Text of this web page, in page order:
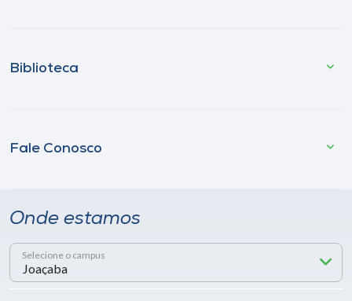
Biblioteca
Fale Conosco
Onde estamos
Selecione o campus